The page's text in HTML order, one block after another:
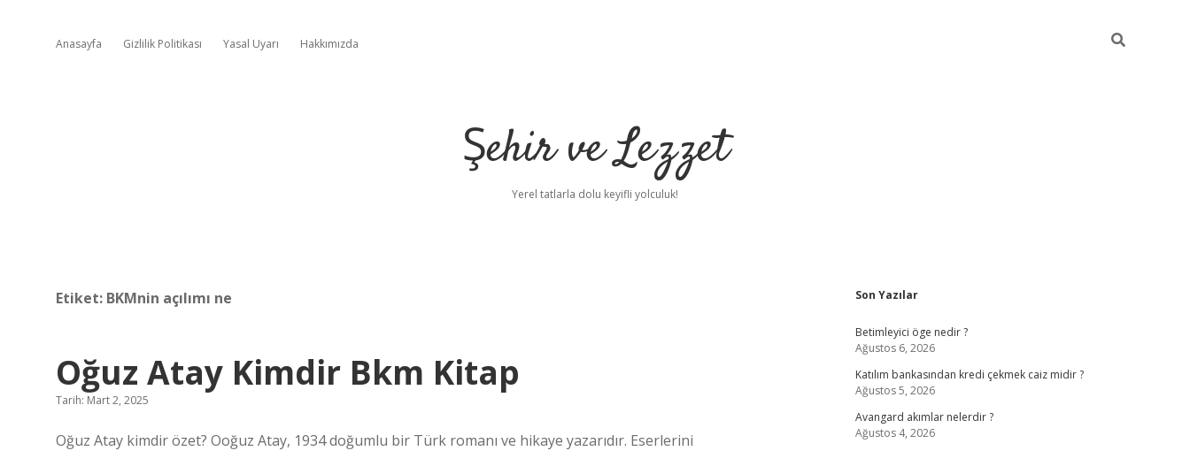
Anasayfa Gizlilik Politikası Yasal Uyarı Hakkımızda
Şehir ve Lezzet
Yerel tatlarla dolu keyifli yolculuk!
Etiket: BKMnin açılımı ne
Oğuz Atay Kimdir Bkm Kitap
Tarih: Mart 2, 2025
Oğuz Atay kimdir özet? Ooğuz Atay, 1934 doğumlu bir Türk romanı ve hikaye yazarıdır. Eserlerini
Sidebar
Son Yazılar
Betimleyici öge nedir ?
Ağustos 6, 2026
Katılım bankasından kredi çekmek caiz midir ?
Ağustos 5, 2026
Avangard akımlar nelerdir ?
Ağustos 4, 2026